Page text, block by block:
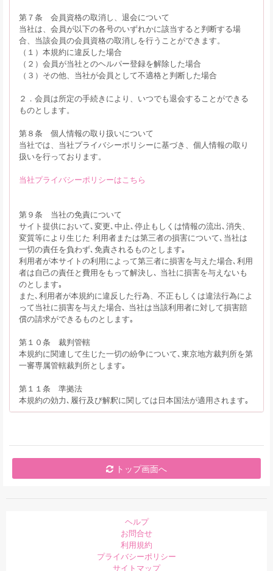
第７条 会員資格の取消し、退会について
当社は、会員が以下の各号のいずれかに該当すると判断する場
合、当該会員の会員資格の取消しを行うことができます。
（１）本規約に違反した場合
（２）会員が当社とのヘルパー登録を解除した場合
（３）その他、当社が会員として不適格と判断した場合
２．会員は所定の手続きにより、いつでも退会することができる
ものとします。
第８条 個人情報の取り扱いについて
当社では、当社プライバシーポリシーに基づき、個人情報の取り
扱いを行っております。
当社プライバシーポリシーはこちら
第９条 当社の免責について
サイト提供において､変更､中止､停止もしくは情報の流出､消失、
変質等により生じた 利用者または第三者の損害について､当社は
一切の責任を負わず､免責されるものとします｡
利用者が本サイトの利用によって第三者に損害を与えた場合､利用
者は自己の責任と費用をもって解決し､ 当社に損害を与えないも
のとします｡
また､利用者が本規約に違反した行為、不正もしくは違法行為によ
って当社に損害を与えた場合､ 当社は当該利用者に対して損害賠
償の請求ができるものとします｡
第１０条 裁判管轄
本規約に関連して生じた一切の紛争について､東京地方裁判所を第
一審専属管轄裁判所とします｡
第１１条 準拠法
本規約の効力､履行及び解釈に関しては日本国法が適用されます｡
トップ画面へ
ヘルプ
お問合せ
利用規約
プライバシーポリシー
サイトマップ